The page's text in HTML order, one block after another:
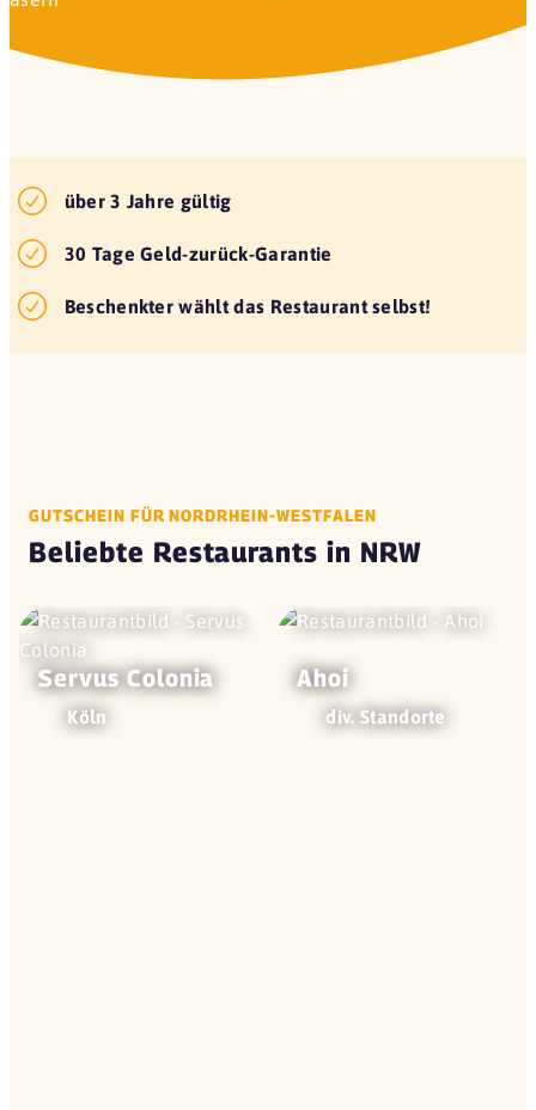
über 3 Jahre gültig
30 Tage Geld-zurück-Garantie
Beschenkter wählt das Restaurant selbst!
GUTSCHEIN FÜR NORDRHEIN-WESTFALEN
Beliebte Restaurants in NRW
Servus Colonia
Köln
Ahoi
div. Standorte